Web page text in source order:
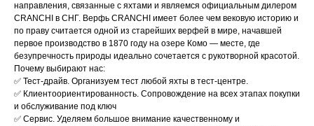
направления, связанные с яхтами и являемся официальным дилером
CRANCHI в СНГ. Верфь CRANCHI имеет более чем вековую историю и
по праву считается одной из старейших верфей в мире, начавшей
первое производство в 1870 году на озере Комо — месте, где
безупречность природы идеально сочетается с рукотворной красотой.
Почему выбирают нас:
✅ Тест-драйв. Организуем тест любой яхты в тест-центре.
✅ Клиентоориентированность. Сопровождение на всех этапах покупки
и обслуживание под ключ
✅ Сервис. Уделяем большое внимание качественному и